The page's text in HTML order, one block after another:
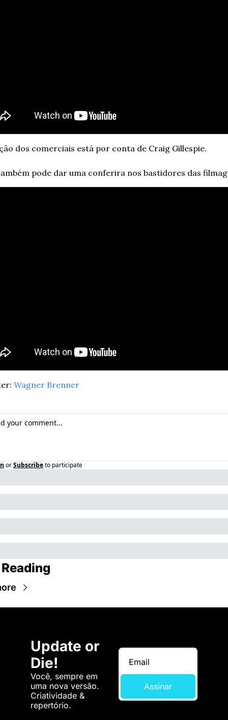
dos comerciais está por conta de Craig Gillespie.
pode dar uma conferira nos bastidores das
Wagner Brenner
orSubscribeto participate
Update or
Die!
Você, sempre em
uma nova versão.
Criatividade &
repertório.
Assinar